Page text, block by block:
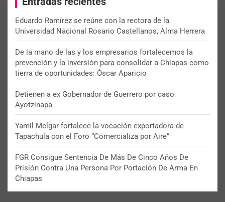
Eduardo Ramírez se reúne con la rectora de la
Universidad Nacional Rosario Castellanos, Alma Herrera
De la mano de las y los empresarios fortalecemos la
prevención y la inversión para consolidar a Chiapas como
tierra de oportunidades: Óscar Aparicio
Detienen a ex Gobernador de Guerrero por caso
Ayotzinapa
Yamil Melgar fortalece la vocación exportadora de
Tapachula con el Foro “Comercializa por Aire”
FGR Consigue Sentencia De Más De Cinco Años De
Prisión Contra Una Persona Por Portación De Arma En
Chiapas